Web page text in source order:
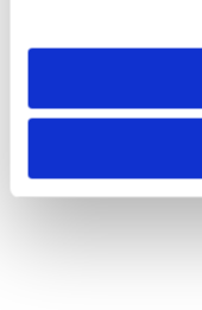
need to be set again.